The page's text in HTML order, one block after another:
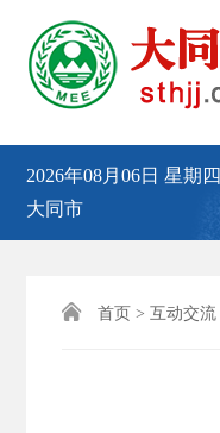
2026年08月06日 星期四
大同市
 首页 > 互动交流